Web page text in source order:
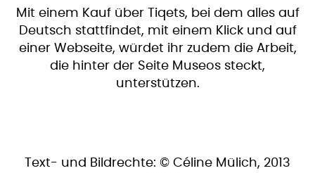
Mit einem Kauf über Tiqets, bei dem alles auf
Deutsch stattfindet, mit einem Klick und auf
einer Webseite, würdet ihr zudem die Arbeit,
die hinter der Seite Museos steckt,
unterstützen.
Text- und Bildrechte: © Céline Mülich, 2013